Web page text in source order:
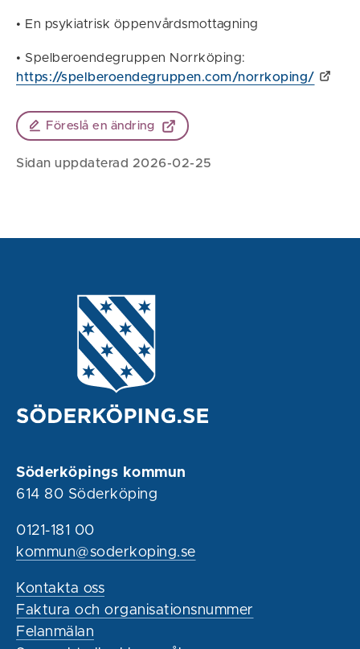
• En psykiatrisk öppenvårdsmottagning
• Spelberoendegruppen Norrköping:
https://spelberoendegruppen.com/norrkoping/
Föreslå en ändring
Sidan uppdaterad 2026-02-25
Söderköpings kommun
614 80 Söderköping
0121-181 00
kommun@soderkoping.se
Kontakta oss
Faktura och organisationsnummer
Felanmälan